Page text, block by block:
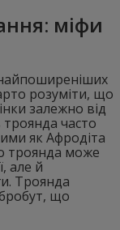
міфи
розуміти, що
залежно від
троянда часто
як Афродіта
троянда може
але й
Троянда
що